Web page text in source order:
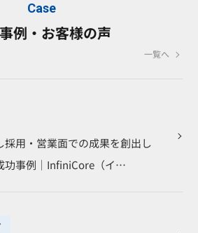
Case
例・お客様の声
一覧へ
用・営業面での成果を創出し
功事例｜InfiniCore（イ…